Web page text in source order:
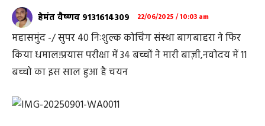
हेमंत वैष्णव 9131614309 22/06/2025 / 10:03 am
महासमुंद -/ सुपर 40 निःशुल्क कोचिंग संस्था बागबाहरा ने फिर
किया धमाल!प्रयास परीक्षा में 34 बच्चों ने मारी बाज़ी,नवोदय में 11
बच्चो का इस साल हुआ है चयन